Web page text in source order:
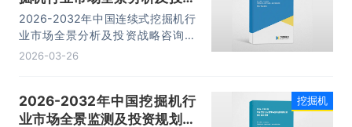
战略咨询报告
2026-2032年中国连续式挖掘机行
业市场全景分析及投资战略咨询报
告，主要包括行业产业链分析、重点
2026-03-26
2026-2032年中国挖掘机行
业市场全景监测及投资规划建
挖掘机